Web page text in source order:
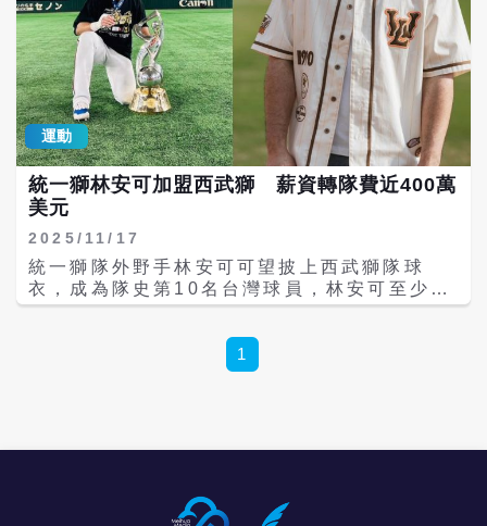
公布由西武獅取得議約權。林安可表示，很開
心挑戰日職會全力以赴，努力發揮能力。轉戰
新環境是挑戰，但相信會有好結果，也會為幫
助球隊拿下勝利努力貢獻。 林安可是中華職業
棒球大聯盟全壘打王與打點王，強大長打能
力，今年成績進步神速，未來還有很大成長空
間。統一獅領隊蘇泰安表示，恭喜西武獅球團
及林安可，希望林安可在西武獅有好表現，能
占有一席之地，也期待未來雙獅交流賽更精
彩。 據日本媒體《Sponichi Annex》報導，
西武隊正式和林安可達成合約共識，林安可成
球員資格成功旅外的中職選手。 日媒報導，林
安可是左投左打的強力打者，本季以 .318 的
點。2020 年時以32轟、99分打點拿下雙冠
王，並獲得新人王。今年休賽季他申請行使海
運動
統一獅林安可加盟西武獅 薪資轉隊費近400萬
美元
2025/11/17
統一獅隊外野手林安可可望披上西武獅隊球
衣，成為隊史第10名台灣球員，林安可至少簽
下兩年保障約，加上第3年西武球團選擇權，
安可2019年從統一獅隊起步，中職生涯7年合
計出賽583場，打擊率2成87、全壘打112
保持良好互動，最後也成為林安可的新東家。
1